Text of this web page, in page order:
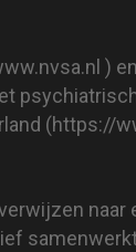
)
(https://
naar